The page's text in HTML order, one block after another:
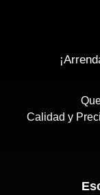
Calidad y